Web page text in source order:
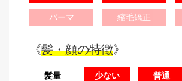
パーマ 縮毛矯正
《髪・顔の特徴》
髪量 少ない 普通